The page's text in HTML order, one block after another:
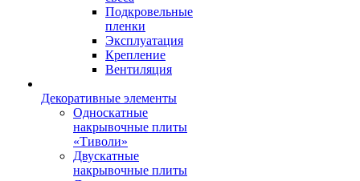
Подкровельные
пленки
Эксплуатация
Крепление
Вентиляция
Декоративные элементы
Односкатные
накрывочные плиты
«Тиволи»
Двускатные
накрывочные плиты